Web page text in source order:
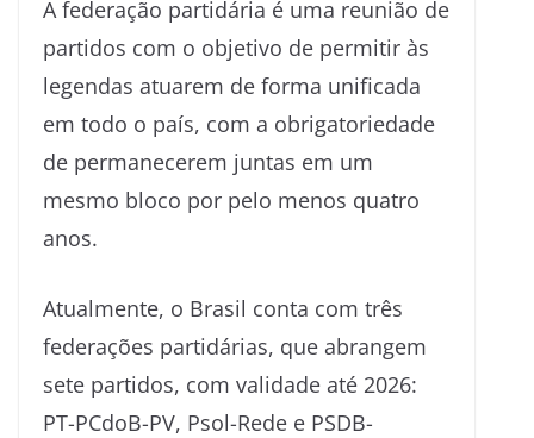
A federação partidária é uma reunião de
partidos com o objetivo de permitir às
legendas atuarem de forma unificada
em todo o país, com a obrigatoriedade
de permanecerem juntas em um
mesmo bloco por pelo menos quatro
anos.
Atualmente, o Brasil conta com três
federações partidárias, que abrangem
sete partidos, com validade até 2026:
PT-PCdoB-PV, Psol-Rede e PSDB-